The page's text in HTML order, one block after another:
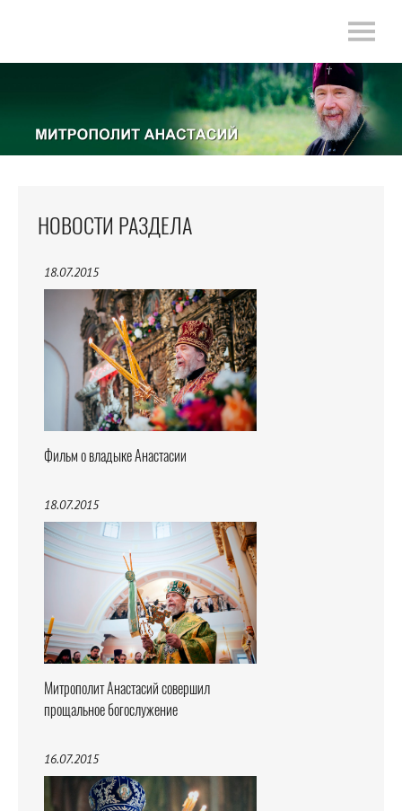
НОВОСТИ РАЗДЕЛА
18.07.2015
Фильм о владыке Анастасии
18.07.2015
Митрополит Анастасий совершил
прощальное богослужение
16.07.2015